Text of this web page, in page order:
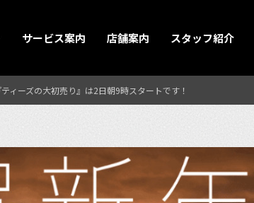
サービス案内 店舗案内 スタッフ紹介
ィーズの大初売り』は2日朝9時スタートです！